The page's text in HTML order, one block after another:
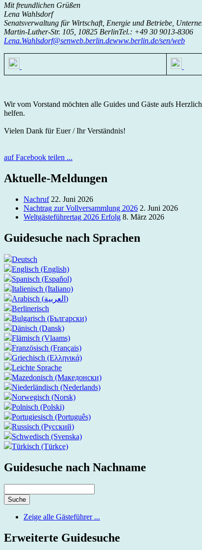
Mit freundlichen Grüßen
Lena Wahlsdorf
Senatsverwaltung für Wirtschaft, Energie und Betriebe,
Martin-Luther-Str. 105, 10825 BerlinTel.: +49 30 9013-8306
Lena.Wahlsdorf@senweb.berlin.dewww.berlin.de/sen/web
Wir vom Vorstand möchten alle Guides und Gäste aufs
helfen.
Vielen Dank für Euer / Ihr Verständnis!
auf Facebook teilen ...
Navigation
Aktuelle-Meldungen
Nachruf 22. Juni 2026
Nachtrag zur Vollversammlung 2026 2. Juni 2026
Weltgästeführertag 2026 Erfolg 8. März 2026
Guidesuche nach Sprachen
Deutsch
Englisch (English)
Spanisch (Español)
Italienisch (Italiano)
Arabisch (العربية)
Berlinerisch
Bulgarisch (Български)
Dänisch (Dansk)
Flämisch (Vlaams)
Französisch (Français)
Griechisch (Ελληνικά)
Leichte Sprache
Mazedonisch (Македонски)
Niederländisch (Nederlands)
Norwegisch (Norsk)
Polnisch (Polski)
Portugiesisch (Português)
Russisch (Русский)
Schwedisch (Svenska)
Türkisch (Türkçe)
Guidesuche nach Nachname
Zeige alle Gästeführer ...
Erweiterte Guidesuche